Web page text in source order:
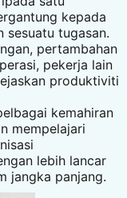
kepada
sesuatu tugasan.
pertambahan
pekerja lain
produktiviti
kemahiran
mempelajari
lebih lancar
jangka panjang.